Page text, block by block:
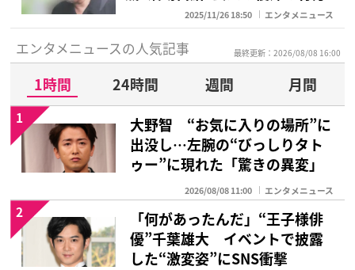
2025/11/26 18:50 エンタメニュース
エンタメニュースの人気記事 最終更新：2026/08/08 16:00
1時間 24時間 週間
月間
大野智 “お気に入りの場所”に
出没し…左腕の“びっしりタト
ゥー”に現れた「驚きの異変」
2026/08/08 11:00 エンタメニュース
1
「何があったんだ」“王子様俳
優”千葉雄大 イベントで披露
した“激変姿”にSNS衝撃
2